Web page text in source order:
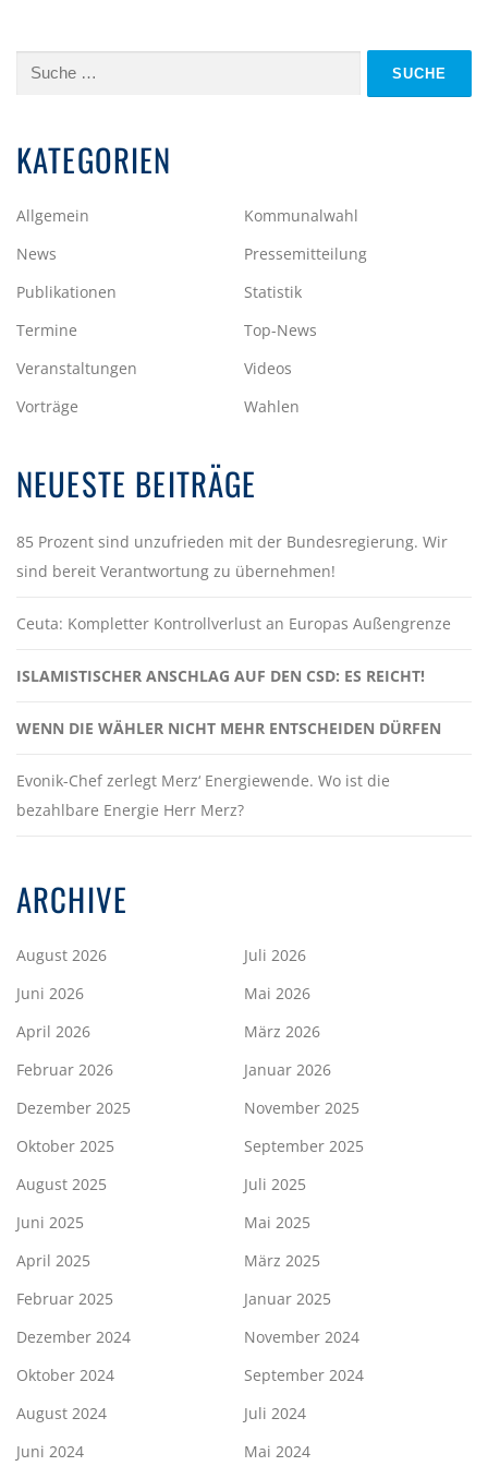
Suche
KATEGORIEN
Allgemein
Kommunalwahl
News
Pressemitteilung
Publikationen
Statistik
Termine
Top-News
Veranstaltungen
Videos
Vorträge
Wahlen
NEUESTE BEITRÄGE
85 Prozent sind unzufrieden mit der Bundesregierung. Wir
sind bereit Verantwortung zu übernehmen!
Ceuta: Kompletter Kontrollverlust an Europas Außengrenze
ISLAMISTISCHER ANSCHLAG AUF DEN CSD: ES REICHT!
WENN DIE WÄHLER NICHT MEHR ENTSCHEIDEN DÜRFEN
Evonik-Chef zerlegt Merz‘ Energiewende. Wo ist die
bezahlbare Energie Herr Merz?
ARCHIVE
August 2026
Juli 2026
Juni 2026
Mai 2026
April 2026
März 2026
Februar 2026
Januar 2026
Dezember 2025
November 2025
Oktober 2025
September 2025
August 2025
Juli 2025
Juni 2025
Mai 2025
April 2025
März 2025
Februar 2025
Januar 2025
Dezember 2024
November 2024
Oktober 2024
September 2024
August 2024
Juli 2024
Juni 2024
Mai 2024